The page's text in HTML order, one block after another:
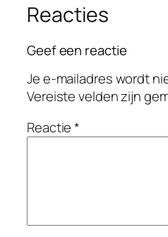
Reacties
Geef een reactie
Je e-mailadres wordt
Vereiste velden zijn
Reactie*